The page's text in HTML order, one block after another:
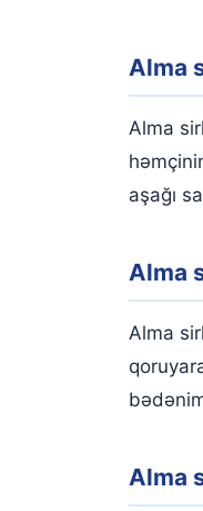
Alma
Alma
aşağı
Alma
Alma
Alma